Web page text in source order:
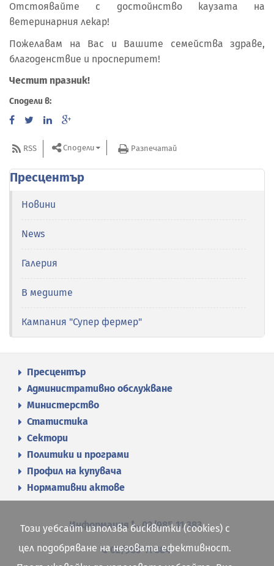
Отстоявайте с достойнство каузата на
ветеринарния лекар!
Пожелавам на Вас и Вашите семейства здраве,
благоденствие и просперитет!
Честит празник!
Сподели в:
RSS Сподели Разпечатай
Пресцентър
Новини
News
Галерия
В медиите
Кампания "Супер фермер"
Пресцентър
Административно обслужване
Министерство
Статистика
Сектори
Политики и програми
Профил на купувача
Нормативни актове
Информация 02/985 11 383
02/985 11 384
Този уебсайт използва бисквитки (cookies) с
цел подобряване на неговата ефективност.